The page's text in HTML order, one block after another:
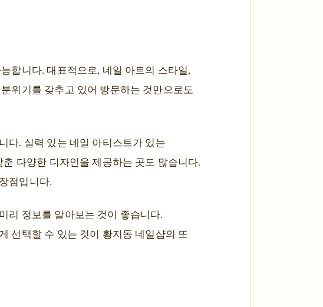
합니다. 대표적으로, 네일 아트의 스타일,
위기를 갖추고 있어 방문하는 것만으로도
다. 실력 있는 네일 아티스트가 있는
다양한 디자인을 제공하는 곳도 많습니다.
점입니다.
리 정보를 알아보는 것이 좋습니다.
선택할 수 있는 것이 황지동 네일샵의 또